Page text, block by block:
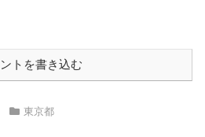
トを書き込む
東京都